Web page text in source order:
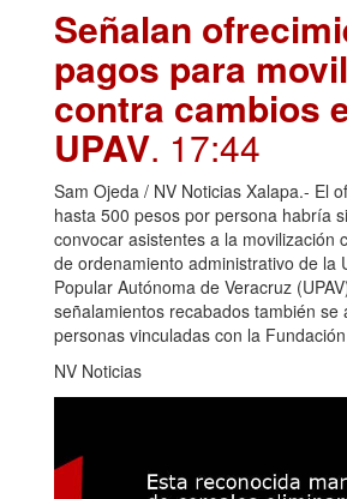
Señalan
pagos para
contra cambios
UPAV. 17:44
Sam Ojeda / NV Noticias Xalapa.- El
hasta 500 pesos por persona habría
convocar asistentes a la movilización
de ordenamiento administrativo de la
Popular Autónoma de Veracruz
señalamientos recabados también se
personas vinculadas con la
NV Noticias